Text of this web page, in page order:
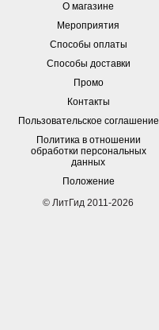
О магазине
Мероприятия
Способы оплаты
Способы доставки
Промо
Контакты
Пользовательское соглашение
Политика в отношении
обработки персональных
данных
Положение
© ЛитГид 2011-2026